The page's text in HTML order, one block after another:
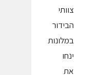
צוותי
הבידור
במלונות
ינחו
את